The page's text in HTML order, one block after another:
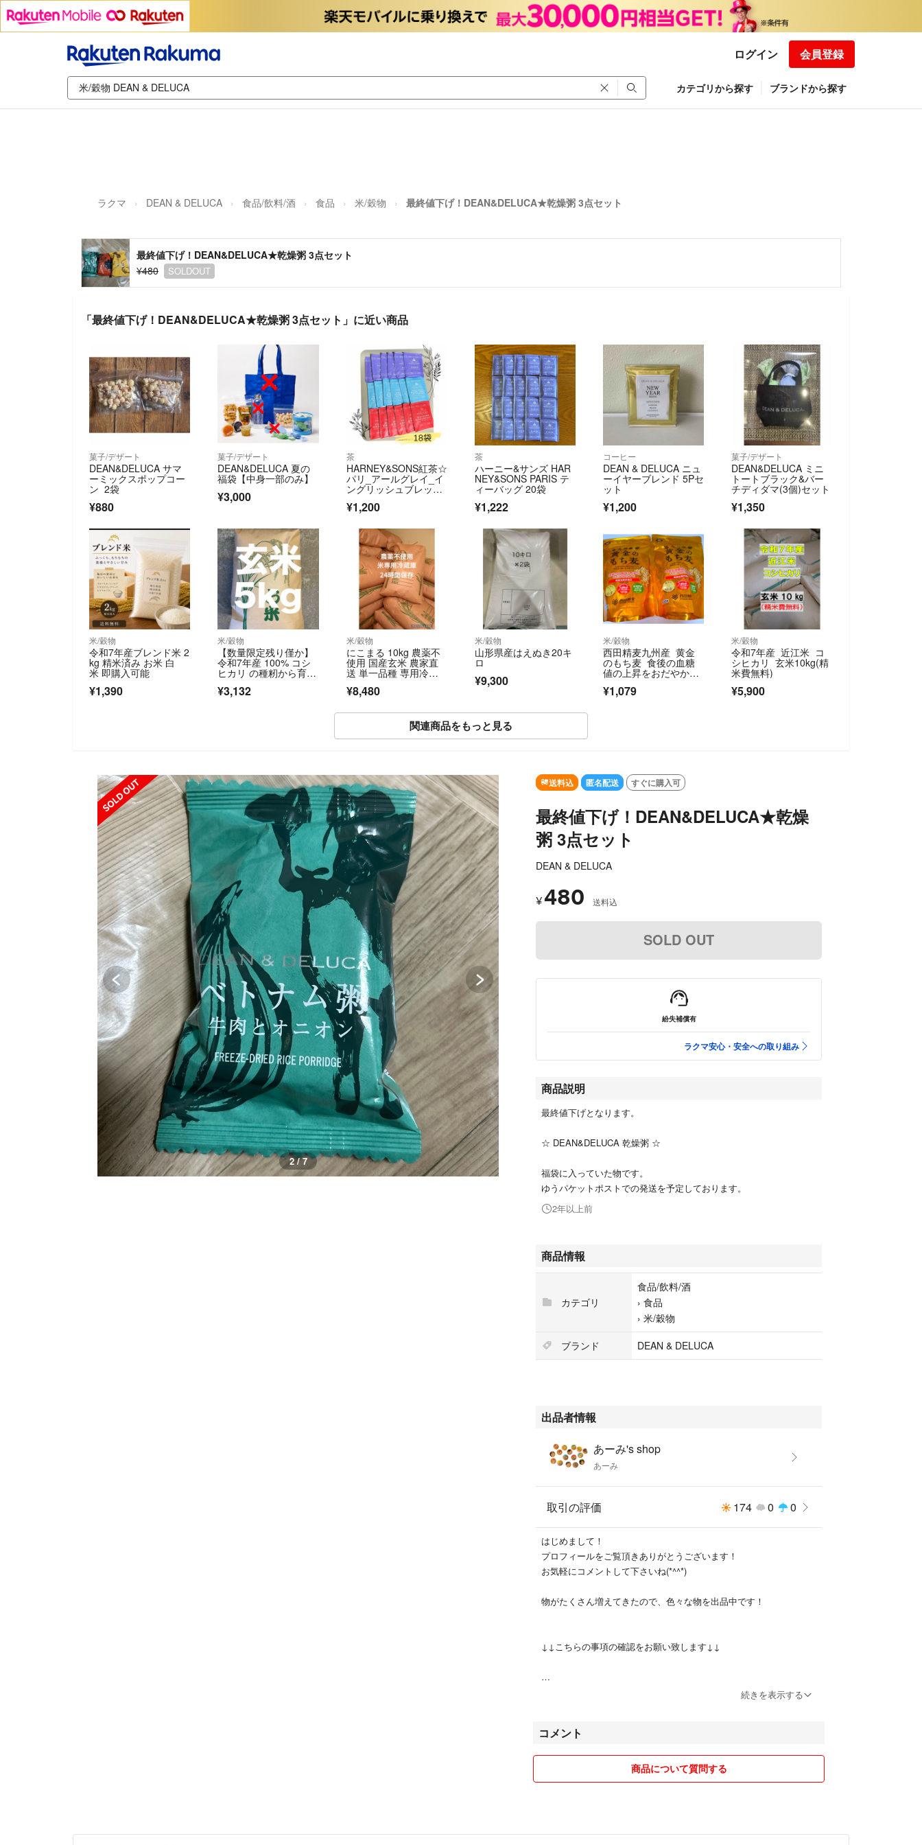
ログイン 会員登録
カテゴリから探す ブランドから探す
ラクマ DEAN & DELUCA 食品/飲料/酒 食品 米/穀物 最終値下げ！DEAN&DELUCA★乾燥粥 3点セット
最終値下げ！DEAN&DELUCA★乾燥粥 3点セット
¥480
SOLDOUT
「最終値下げ！DEAN&DELUCA★乾燥粥 3点セット」に近い商品
菓子/デザート
DEAN&DELUCA サマ
ーミックスポップコー
ン 2袋
¥880
菓子/デザート
DEAN&DELUCA 夏の
福袋【中身一部のみ】
¥3,000
茶
HARNEY&SONS紅茶☆
パリ_アールグレイ_イ
ングリッシュブレック
ファスト
¥1,200
茶
ハーニー&サンズ HAR
NEY&SONS PARIS テ
ィーバッグ 20袋
¥1,222
コーヒー
DEAN & DELUCA ニュ
ーイヤーブレンド 5Pセ
ット
¥1,200
菓子/デザート
DEAN&DELUCA ミニ
トートブラック&バー
チディダマ(3個)セット
¥1,350
米/穀物
令和7年産ブレンド米 2
kg 精米済み お米 白
米 即購入可能
¥1,390
米/穀物
【数量限定残り僅か】
令和7年産 100% コシ
ヒカリ の種籾から育て
理
¥3,132
米/穀物
にこまる 10kg 農薬不
使用 国産玄米 農家直
送 単一品種 専用冷蔵
¥8,480
米/穀物
山形県産はえぬき20キ
ロ
¥9,300
米/穀物
西田精麦九州産 黄金
のもち麦 食後の血糖
値の上昇をおだやかに
品 500g 2袋
¥1,079
米/穀物
令和7年産 近江米 コ
シヒカリ 玄米10kg(精
米費無料)
¥5,900
関連商品をもっと見る
SOLD OUT SOLD OUT
2 / 7
送料込 匿名配送 すぐに購入可
最終値下げ！DEAN&DELUCA★乾燥
粥 3点セット
DEAN & DELUCA
¥480 送料込
SOLD OUT
紛失補償有
ラクマ安心・安全への取り組み
商品説明
最終値下げとなります。
☆ DEAN&DELUCA 乾燥粥 ☆
福袋に入っていた物です。
ゆうパケットポストでの発送を予定しております。
2年以上前
商品情報
カテゴリ
食品/飲料/酒
› 食品
› 米/穀物
ブランド
DEAN & DELUCA
出品者情報
あーみ's shop
あーみ
取引の評価 174 0 0
はじめまして！
プロフィールをご覧頂きありがとうございます！
お気軽にコメントして下さいね(*^^*)
物がたくさん増えてきたので、色々な物を出品中です！
↓↓こちらの事項の確認をお願い致します↓↓
＊コメントについては、早めの返信を心掛けておりますが、返信が遅
＊長時間コメントの返信がない場合、削除させて頂く場合がありま
す。
＊1000円以下の商品のお値下げはご遠慮下さい。
続きを表示する
コメント
商品について質問する